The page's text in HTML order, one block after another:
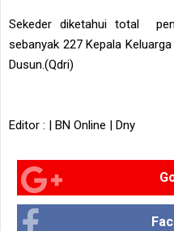
Sekeder diketahui total
sebanyak 227 Kepala
Dusun.(Qdri)
Editor : | BN Online | Dny